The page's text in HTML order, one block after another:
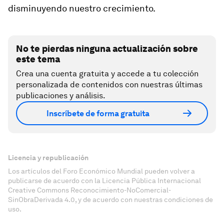
disminuyendo nuestro crecimiento.
No te pierdas ninguna actualización sobre
este tema
Crea una cuenta gratuita y accede a tu colección
personalizada de contenidos con nuestras últimas
publicaciones y análisis.
Inscríbete de forma gratuita
Licencia y republicación
Los artículos del Foro Económico Mundial pueden volver a
publicarse de acuerdo con la Licencia Pública Internacional
Creative Commons Reconocimiento-NoComercial-
SinObraDerivada 4.0, y de acuerdo con nuestras condiciones de
uso.